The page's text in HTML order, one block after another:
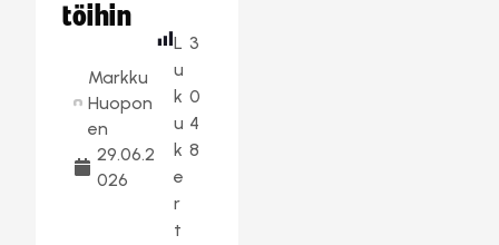
töihin
Markku
Huopon
en
29.06.2
026
L
u
k
u
k
e
r
t
3
0
4
8